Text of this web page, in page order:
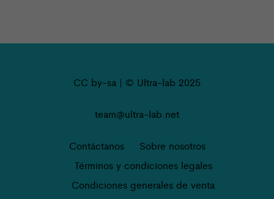
CC by-sa | © Ultra-lab 2025
team@ultra-lab.net
Contáctanos
Sobre nosotros
Términos y condiciones legales
Condiciones generales de venta